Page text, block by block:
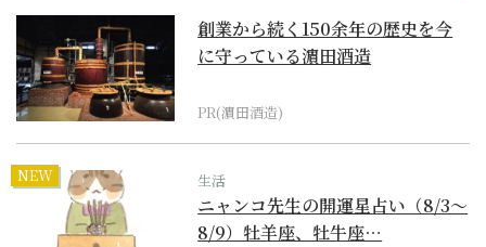
創業から続く150余年の歴史を今
に守っている濵田酒造
PR(濵田酒造)
NEW 生活
ニャンコ先生の開運星占い（8/3～
8/9）牡羊座、牡牛座…